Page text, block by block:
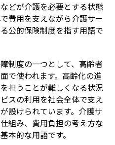
どが介護を必要とする状態
費用を支えながら介護サー
公的保険制度を指す用語で
制度の一つとして、高齢者
で使われます。高齢化の進
担うことが難しくなる状況
スの利用を社会全体で支え
設けられています。介護サ
組み、費用負担の考え方な
本的な用語です。